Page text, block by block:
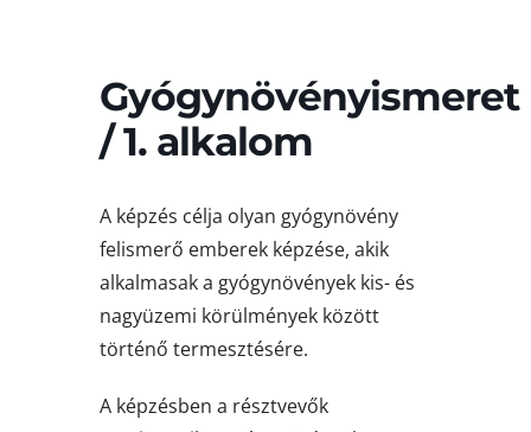
Gyógynövényismeret
/ 1. alkalom
A képzés célja olyan gyógynövény
felismerő emberek képzése, akik
alkalmasak a gyógynövények kis- és
nagyüzemi körülmények között
történő termesztésére.
A képzésben a résztvevők